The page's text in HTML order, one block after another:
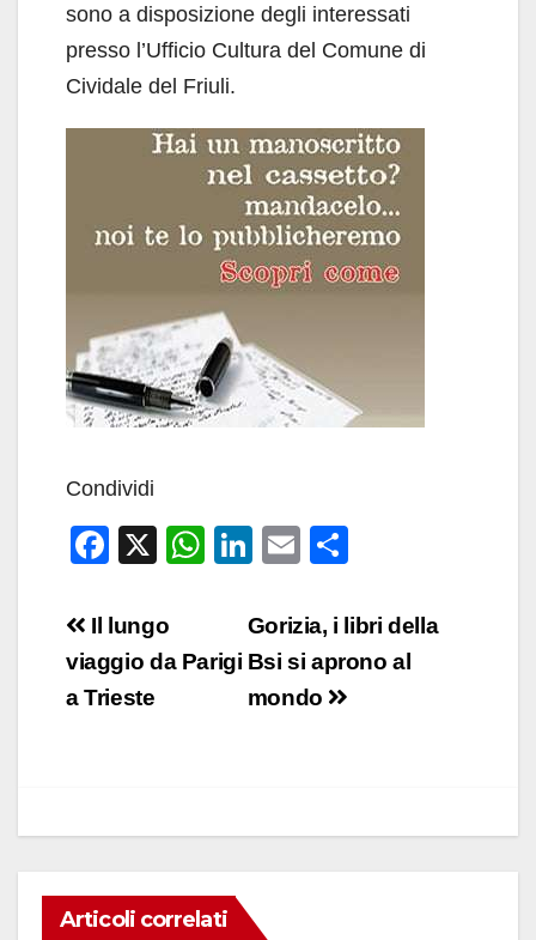
sono a disposizione degli interessati
presso l’Ufficio Cultura del Comune di
Cividale del Friuli.
Condividi
F
c
e
b
X
W
s
Li
k
e
dI
E
ail n
di
Navigazione
articoli
Gorizia, i libri della
Bsi si aprono al
mondo
Il lungo
viaggio da Parigi
a Trieste
Articoli correlati